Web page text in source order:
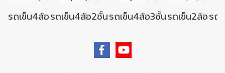
รถเข็น4ล้อรถเข็น4ล้อ2ชั้นรถเข็น4ล้อ3ชั้นรถเข็น2ล้อรถ